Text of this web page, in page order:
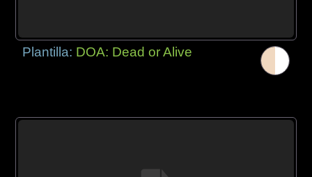
Plantilla: DOA: Dead or Alive